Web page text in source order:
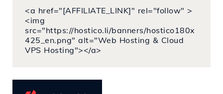
<a href="[AFFILIATE_LINK]" rel="follow" >
<img
src="https://hostico.li/banners/hostico180x
425_en.png" alt="Web Hosting & Cloud
VPS Hosting"></a>